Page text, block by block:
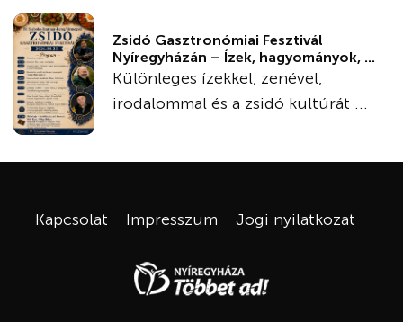
Zsidó Gasztronómiai Fesztivál
Nyíregyházán – Ízek, hagyományok, ...
Különleges ízekkel, zenével,
irodalommal és a zsidó kultúrát ...
Kapcsolat Impresszum Jogi nyilatkozat